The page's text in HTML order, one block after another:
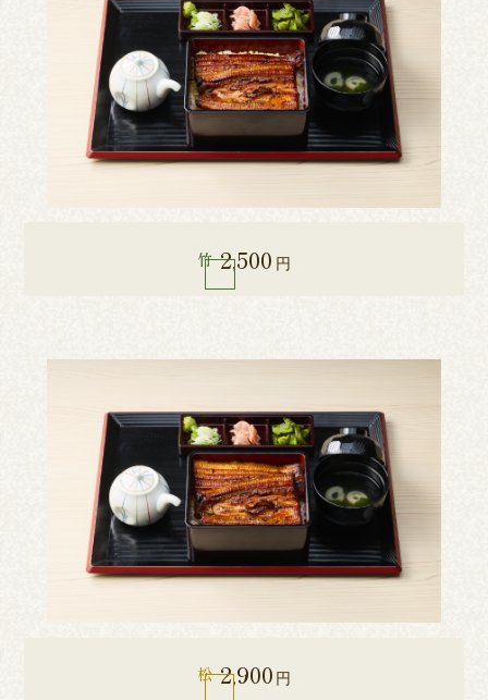
竹 2,500 円
松 2,900 円